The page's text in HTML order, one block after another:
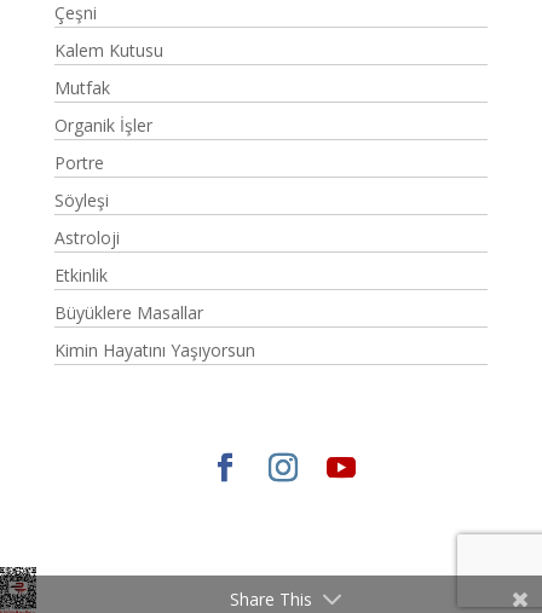
Çeşni
Kalem Kutusu
Mutfak
Organik İşler
Portre
Söyleşi
Astroloji
Etkinlik
Büyüklere Masallar
Kimin Hayatını Yaşıyorsun
Share This